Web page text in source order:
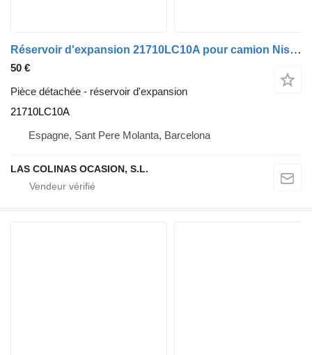
Réservoir d'expansion 21710LC10A pour camion Nissan NT400 CABSTAR
50 €
Pièce détachée - réservoir d'expansion
21710LC10A
Espagne, Sant Pere Molanta, Barcelona
LAS COLINAS OCASION, S.L.